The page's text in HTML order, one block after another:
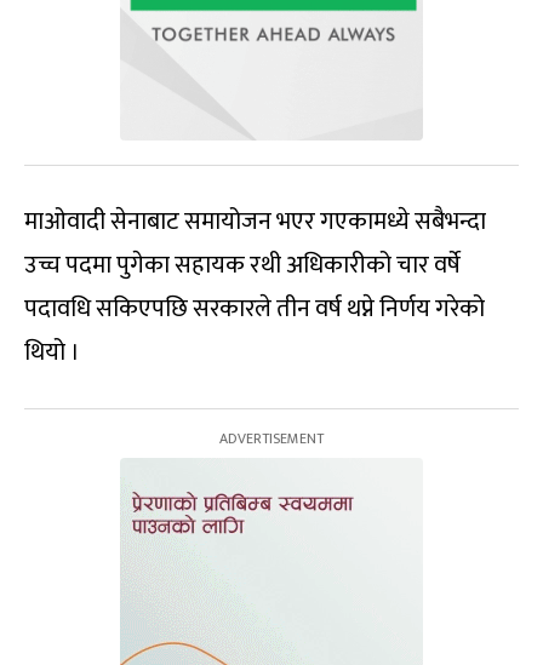
माओवादी सेनाबाट समायोजन भएर गएकामध्ये सबैभन्दा
उच्च पदमा पुगेका सहायक रथी अधिकारीको चार वर्षे
पदावधि सकिएपछि सरकारले तीन वर्ष थप्ने निर्णय गरेको
थियो ।